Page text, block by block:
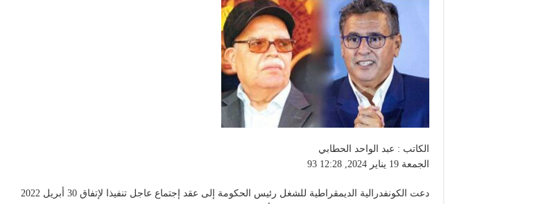
الكاتب : عبد الواحد الحطابي
الجمعة 19 يناير 2024, 12:28 93
دعت الكونفدرالية الديمقراطية للشغل رئيس الحكومة إلى عقد إجتماع عاجل تنفيذا لإتفاق 30 أبريل 2022